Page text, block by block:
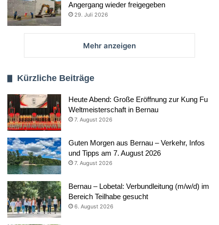
Angergang wieder freigegeben
29. Juli 2026
Mehr anzeigen
Kürzliche Beiträge
Heute Abend: Große Eröffnung zur Kung Fu
Weltmeisterschaft in Bernau
7. August 2026
Guten Morgen aus Bernau – Verkehr, Infos
und Tipps am 7. August 2026
7. August 2026
Bernau – Lobetal: Verbundleitung (m/w/d) im
Bereich Teilhabe gesucht
6. August 2026